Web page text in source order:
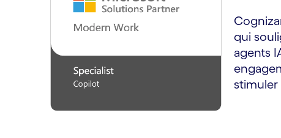
qui
agents
stimuler